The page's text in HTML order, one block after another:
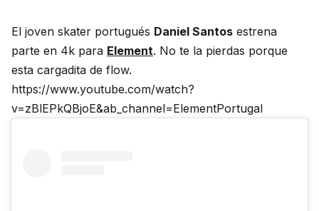
El joven skater portugués Daniel Santos estrena
parte en 4k para Element. No te la pierdas porque
esta cargadita de flow.
https://www.youtube.com/watch?
v=zBlEPkQBjoE&ab_channel=ElementPortugal